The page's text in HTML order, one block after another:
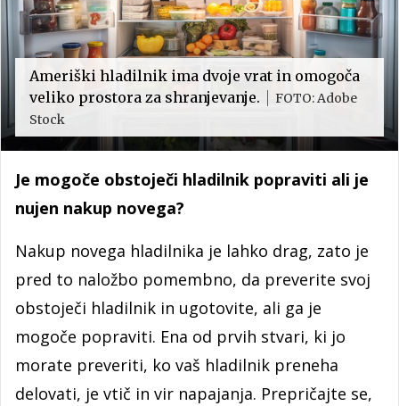
Ameriški hladilnik ima dvoje vrat in omogoča
veliko prostora za shranjevanje.
FOTO: Adobe
Stock
Je mogoče obstoječi hladilnik popraviti ali je
nujen nakup novega?
Nakup novega hladilnika je lahko drag, zato je
pred to naložbo pomembno, da preverite svoj
obstoječi hladilnik in ugotovite, ali ga je
mogoče popraviti. Ena od prvih stvari, ki jo
morate preveriti, ko vaš hladilnik preneha
delovati, je vtič in vir napajanja. Prepričajte se,